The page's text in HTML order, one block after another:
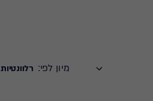
מיון לפי: רלוונטיות